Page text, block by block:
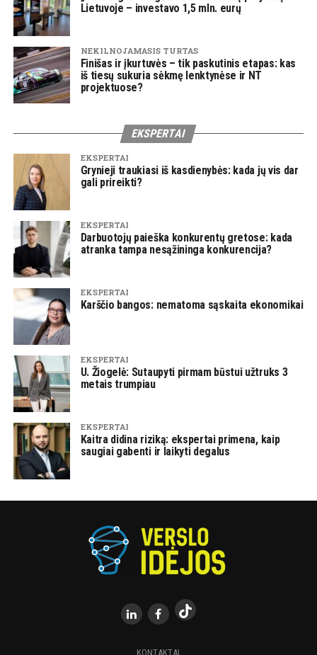
Lietuvoje – investavo 1,5 mln. eurų
NEKILNOJAMASIS TURTAS
Finišas ir įkurtuvės – tik paskutinis etapas: kas
iš tiesų sukuria sėkmę lenktynėse ir NT
projektuose?
EKSPERTAI
EKSPERTAI
Grynieji traukiasi iš kasdienybės: kada jų vis dar
gali prireikti?
EKSPERTAI
Darbuotojų paieška konkurentų gretose: kada
atranka tampa nesąžininga konkurencija?
EKSPERTAI
Karščio bangos: nematoma sąskaita ekonomikai
EKSPERTAI
U. Žiogelė: Sutaupyti pirmam būstui užtruks 3
metais trumpiau
EKSPERTAI
Kaitra didina riziką: ekspertai primena, kaip
saugiai gabenti ir laikyti degalus
KONTAKTAI